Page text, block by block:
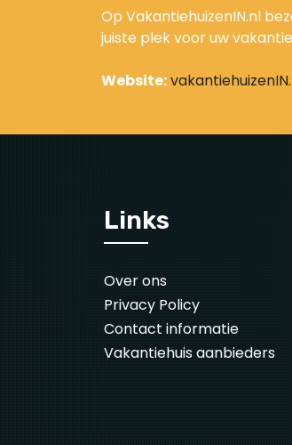
Op VakantiehuizenIN.nl
juiste plek voor uw
Website:
Links
Over ons
Privacy Policy
Contact informatie
Vakantiehuis aanbieders